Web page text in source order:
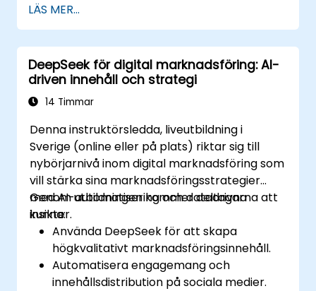
på säkerhetsrelaterade händelser med
hjälp av DeepSeek.
Integrera DeepSeek i befintliga
cybersäkerhetsramverk.
LÄS MER...
DeepSeek för digital marknadsföring: AI-
driven innehåll och strategi
14 Timmar
Denna instruktörsledda, liveutbildning i
Sverige (online eller på plats) riktar sig till
nybörjarnivå inom digital marknadsföring som
vill stärka sina marknadsföringsstrategier
med AI-automatisering och datadrivna
insikter.
Genom utbildningen kommer deltagarna att
kunna:
Använda DeepSeek för att skapa
högkvalitativt marknadsföringsinnehåll.
Automatisera engagemang och
innehållsdistribution på sociala medier.